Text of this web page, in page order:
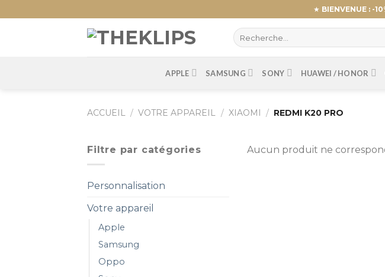
to
★ BIENVENUE : -
APPLE SAMSUNG SONY HUAWEI / HONOR
ACCUEIL / VOTRE APPAREIL / XIAOMI / REDMI K20 PRO
Filtre par catégories
Personnalisation
Votre appareil
Apple
Samsung
Oppo
Aucun produit ne